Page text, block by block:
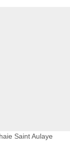
Saint Aulaye